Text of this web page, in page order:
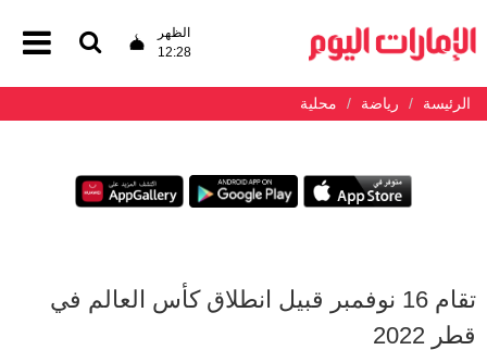
الظهر
12:28
الرئيسة رياضة محلية
تقام 16 نوفمبر قبيل انطلاق كأس العالم في
قطر 2022